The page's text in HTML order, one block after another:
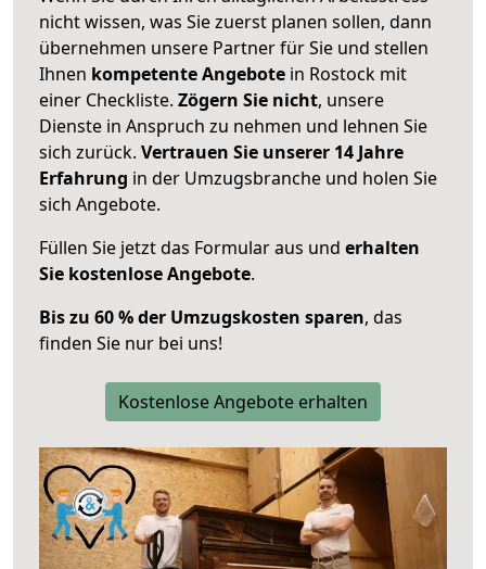
nicht wissen, was Sie zuerst planen sollen, dann
übernehmen unsere Partner für Sie und stellen
Ihnen kompetente Angebote in Rostock mit
einer Checkliste. Zögern Sie nicht, unsere
Dienste in Anspruch zu nehmen und lehnen Sie
sich zurück. Vertrauen Sie unserer 14 Jahre
Erfahrung in der Umzugsbranche und holen Sie
sich Angebote.
Füllen Sie jetzt das Formular aus und erhalten
Sie kostenlose Angebote.
Bis zu 60 % der Umzugskosten sparen, das
finden Sie nur bei uns!
Kostenlose Angebote erhalten